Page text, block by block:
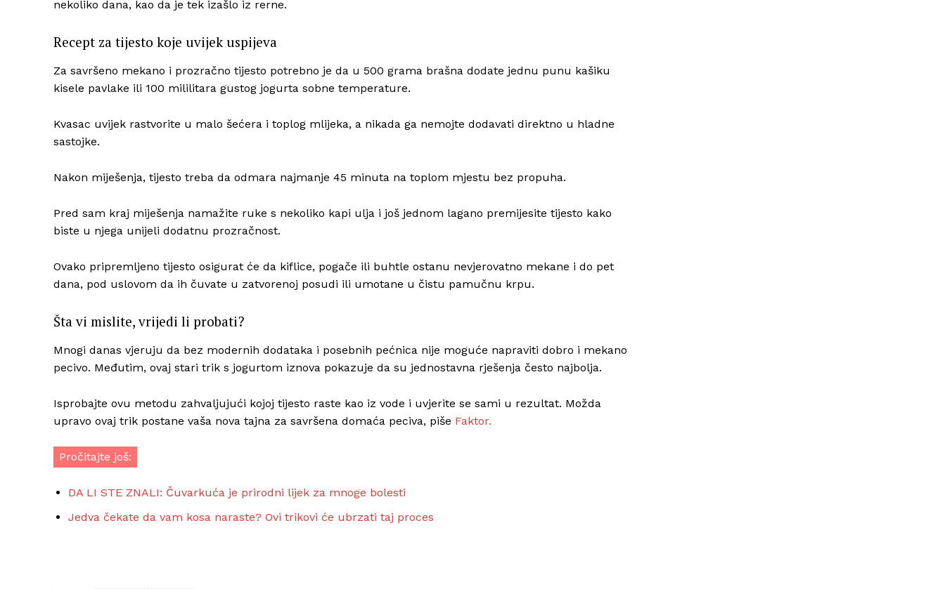
nekoliko dana, kao da je tek izašlo iz rerne.
Recept za tijesto koje uvijek uspijeva
Za savršeno mekano i prozračno tijesto potrebno je da u 500 grama brašna dodate jednu punu kašiku
kisele pavlake ili 100 mililitara gustog jogurta sobne temperature.
Kvasac uvijek rastvorite u malo šećera i toplog mlijeka, a nikada ga nemojte dodavati direktno u hladne
sastojke.
Nakon miješenja, tijesto treba da odmara najmanje 45 minuta na toplom mjestu bez propuha.
Pred sam kraj miješenja namažite ruke s nekoliko kapi ulja i još jednom lagano premijesite tijesto kako
biste u njega unijeli dodatnu prozračnost.
Ovako pripremljeno tijesto osigurat će da kiflice, pogače ili buhtle ostanu nevjerovatno mekane i do pet
dana, pod uslovom da ih čuvate u zatvorenoj posudi ili umotane u čistu pamučnu krpu.
Šta vi mislite, vrijedi li probati?
Mnogi danas vjeruju da bez modernih dodataka i posebnih pećnica nije moguće napraviti dobro i mekano
pecivo. Međutim, ovaj stari trik s jogurtom iznova pokazuje da su jednostavna rješenja često najbolja.
Isprobajte ovu metodu zahvaljujući kojoj tijesto raste kao iz vode i uvjerite se sami u rezultat. Možda
upravo ovaj trik postane vaša nova tajna za savršena domaća peciva, piše Faktor.
Pročitajte još:
DA LI STE ZNALI: Čuvarkuća je prirodni lijek za mnoge bolesti
Jedva čekate da vam kosa naraste? Ovi trikovi će ubrzati taj proces